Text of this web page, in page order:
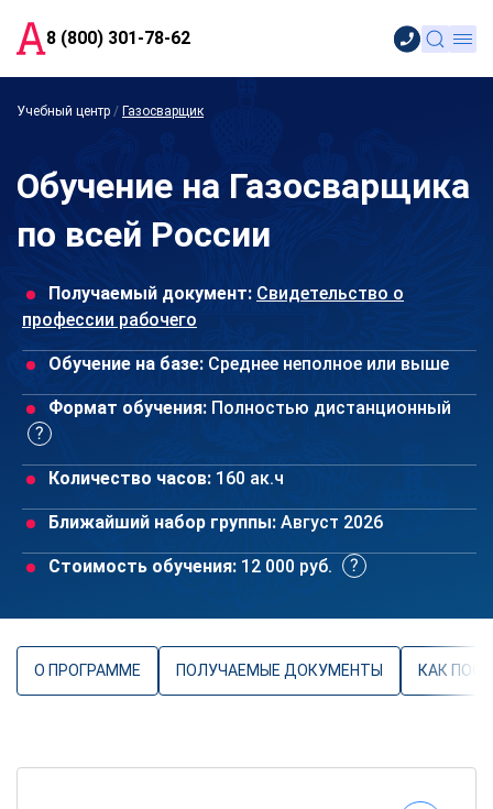
8 (800) 301-78-62
Учебный центр / Газосварщик
Обучение на Газосварщика
по всей России
Получаемый документ: Свидетельство о
профессии рабочего
Обучение на базе: Среднее неполное или выше
Формат обучения: Полностью дистанционный
Количество часов: 160 ак.ч
Ближайший набор группы: Август 2026
Стоимость обучения: 12 000 руб.
О ПРОГРАММЕ ПОЛУЧАЕМЫЕ ДОКУМЕНТЫ КАК